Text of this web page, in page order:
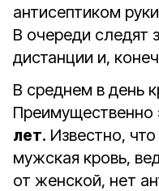
антисепти­ком
В очереди следят
дистанции и,
В среднем в день
Преимущественно
лет. Известно,
мужская кровь,
от женской, нет